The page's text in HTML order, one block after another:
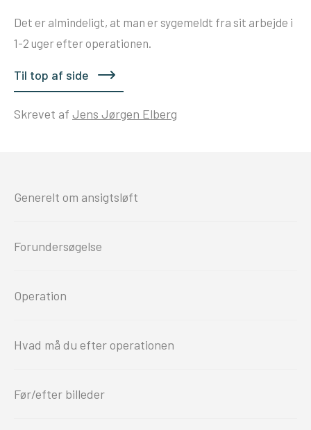
Det er almindeligt, at man er sygemeldt fra sit arbejde i
1-2 uger efter operationen.
Til top af side
Skrevet af Jens Jørgen Elberg
Generelt om ansigtsløft
Forundersøgelse
Operation
Hvad må du efter operationen
Før/efter billeder